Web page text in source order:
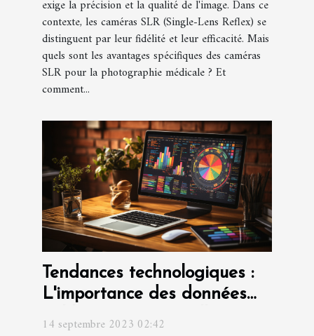
exige la précision et la qualité de l'image. Dans ce
contexte, les caméras SLR (Single-Lens Reflex) se
distinguent par leur fidélité et leur efficacité. Mais
quels sont les avantages spécifiques des caméras
SLR pour la photographie médicale ? Et
comment...
Tendances technologiques :
L'importance des données
fiables pour une meilleure
14 septembre 2023 02:42